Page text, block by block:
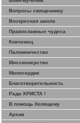
Вопросы священнику
Воскресная школа
Православные чудеса
Ковчежец
Паломничество
Миссионерство
Милосердие
Благотворительность
Ради ХРИСТА !
В помощь болящему
Архив